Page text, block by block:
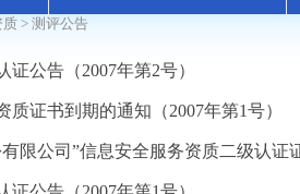
质 > 测评公告
公告（2007年第2号）
质证书到期的通知（2007年第1号）
限公司”信息安全服务资质二级认证